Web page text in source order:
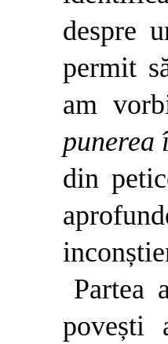
despre
permit
am
punerea
din
Partea
povești